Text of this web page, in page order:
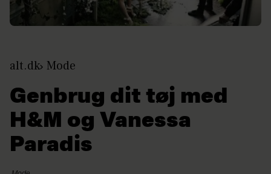
alt.dk Mode
Genbrug dit tøj med
H&M og Vanessa
Paradis